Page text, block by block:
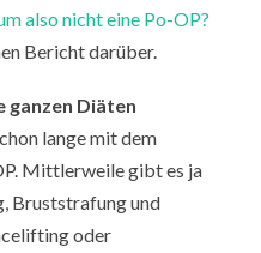
also nicht eine Po-OP?
Bericht darüber.
ganzen Diäten
lange mit dem
Mittlerweile gibt es ja
Bruststrafung und
oder